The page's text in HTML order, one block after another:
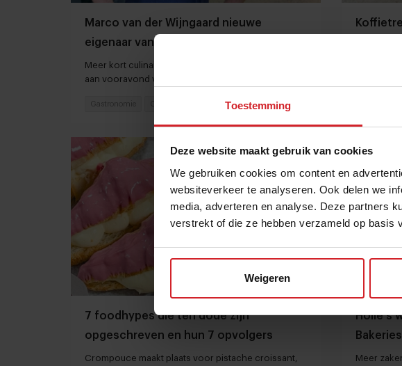
Toestemming
Deze website maakt gebruik van cookies
We gebruiken cookies om content en
websiteverkeer te analyseren. Ook delen we
media, adverteren en analyse. Deze partners
verstrekt of die ze hebben verzameld op basis
Weigeren
Marco van der Wijngaard nieuwe
eigenaar van De Gieser Wildeman*
Meer kort culinair nieuws: Azurite van Mario Ridder
aan vooravond van opening
20 augustus 2025| 3 min
Gastronomie
7 foodhypes die ten dode zijn
opgeschreven en hun 7 opvolgers
Crompouce maakt plaats voor pistache croissant,
Holie's
Meer